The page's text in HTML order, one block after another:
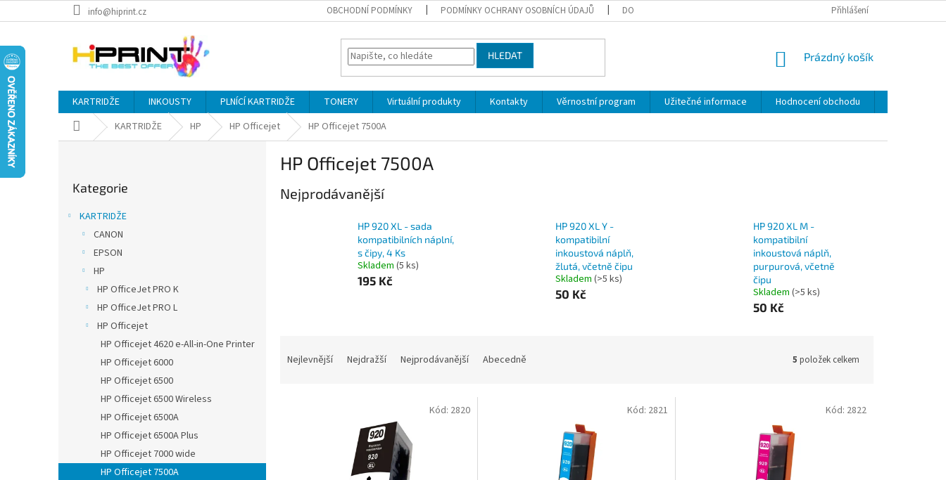
na
info@hiprint.cz OBCHODNÍ PODMÍNKY PODMÍNKY OCHRANY OSOBNÍCH ÚDAJŮ DOPRAVA A PLATBA REKLAMACE A VRÁCENÍ ZBOŽÍPřihlášení
HLEDAT
NÁKUPNÍ
Prázdný košík
KARTRIDŽE INKOUSTY PLNÍCÍ KARTRIDŽE TONERY Virtuální produkty Kontakty Věrnostní program Užitečné informace Hodnocení obchodu
Domů KARTRIDŽE HP HP Officejet HP Officejet 7500A
kategorie
Kategorie
KARTRIDŽE
CANON
EPSON
HP
HP OfficeJet PRO K
HP OfficeJet PRO L
HP Officejet
HP Officejet 4620 e-All-in-One Printer
HP Officejet 6000
HP Officejet 6500
HP Officejet 6500 Wireless
HP Officejet 6500A
HP Officejet 6500A Plus
HP Officejet 7000 wide
HP Officejet 7500A
HP Officejet 7500A
Nejprodávanější
HP 920 XL - sada
kompatibilních náplní,
s čipy, 4 Ks
Skladem (5 ks)
195 Kč
HP 920 XL Y -
kompatibilní
inkoustová náplň,
žlutá, včetně čipu
Skladem (>5 ks)
50 Kč
HP 920 XL M -
kompatibilní
inkoustová náplň,
purpurová, včetně
čipu
Skladem (>5 ks)
50 Kč
Nejlevnější Nejdražší Nejprodávanější Abecedně 5 položek celkem
Kód: 2820 Kód: 2821 Kód: 2822